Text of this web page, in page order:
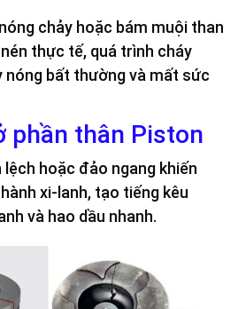
chảy hoặc bám muội than
thực tế, quá trình cháy
nóng bất thường và mất sức
phần thân Piston
hoặc đảo ngang khiến
xi-lanh, tạo tiếng kêu
và hao dầu nhanh.